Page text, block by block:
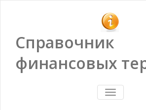
Справочник
финансовых
ПОКАЗАТЬ/
СКРЫТЬ